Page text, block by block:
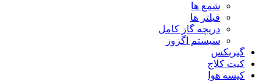
شمع ها
فیلتر ها
دریچه گاز کامل
سیستم اگزوز
گیربکس
کیت کلاج
کیسه هوا